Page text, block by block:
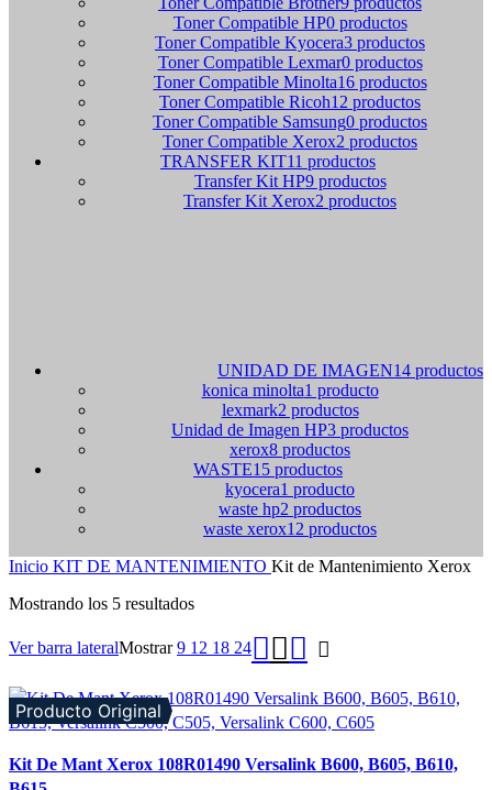
Toner Compatible HP0 productos
Toner Compatible Kyocera3 productos
Toner Compatible Lexmar0 productos
Toner Compatible Minolta16 productos
Toner Compatible Ricoh12 productos
Toner Compatible Samsung0 productos
Toner Compatible Xerox2 productos
TRANSFER KIT11 productos
Transfer Kit HP9 productos
Transfer Kit Xerox2 productos
UNIDAD DE IMAGEN14 productos
konica minolta1 producto
lexmark2 productos
Unidad de Imagen HP3 productos
xerox8 productos
WASTE15 productos
kyocera1 producto
waste hp2 productos
waste xerox12 productos
Inicio KIT DE MANTENIMIENTO Kit de Mantenimiento Xerox
Mostrando los 5 resultados
Ver barra lateralMostrar9 12 18 24
Producto Original
Vista rápida
Kit De Mant Xerox 108R01490 Versalink B600, B605, B610,